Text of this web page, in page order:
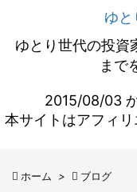
ゆと
ゆとり世代の投資
まで
2015/08/03
本サイトはアフィ
 ホーム >  ブログ